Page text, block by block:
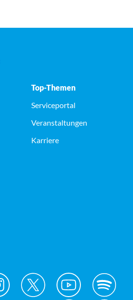
Top-Themen
Serviceportal
Veranstaltungen
Karriere